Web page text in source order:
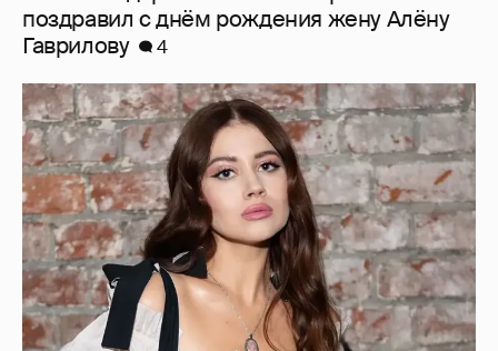
Олесю Иванченко раскритиковали за
поддержку фильма "Колобок"
8